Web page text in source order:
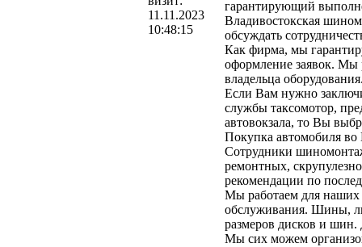
11.11.2023
10:48:15
гарантирующий
Владивостокская
обсуждать
Как фирма, мы
оформление заявок. Мы
владельца
Если Вам нужно
службы таксомотор,
автовокзала, то Вы
Покупка автомобиля во
Сотрудники
ремонтных,
рекомендации по
Мы работаем для наших
обслуживания. Шины,
размеров дисков и шин.
Мы сих можем